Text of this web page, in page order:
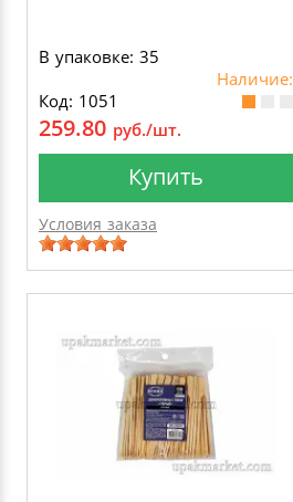
В упаковке: 35
Наличие:
Код: 1051
259.80 руб./шт.
Купить
Условия заказа